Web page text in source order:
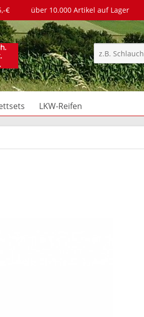
€ über 10.000 Artikel auf Lager
LKW-Reifen